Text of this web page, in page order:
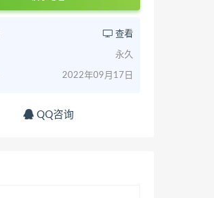
查看
永久
2022年09月17日
QQ咨询